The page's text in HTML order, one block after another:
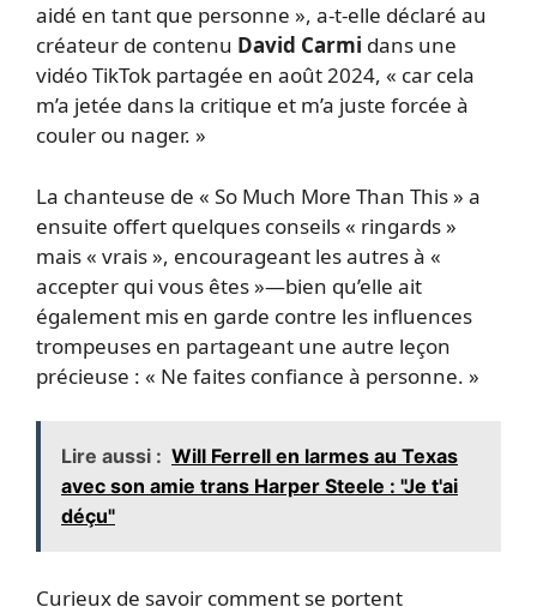
aidé en tant que personne », a-t-elle déclaré au
créateur de contenu David Carmi dans une
vidéo TikTok partagée en août 2024, « car cela
m’a jetée dans la critique et m’a juste forcée à
couler ou nager. »
La chanteuse de « So Much More Than This » a
ensuite offert quelques conseils « ringards »
mais « vrais », encourageant les autres à «
accepter qui vous êtes »—bien qu’elle ait
également mis en garde contre les influences
trompeuses en partageant une autre leçon
précieuse : « Ne faites confiance à personne. »
Lire aussi : Will Ferrell en larmes au Texas
avec son amie trans Harper Steele : "Je t'ai
déçu"
Curieux de savoir comment se portent